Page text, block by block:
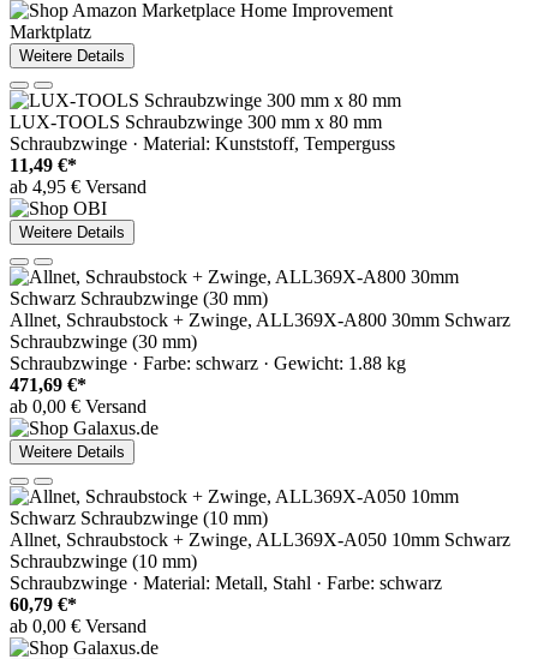
Marktplatz
Weitere Details
LUX-TOOLS Schraubzwinge 300 mm x 80 mm
Schraubzwinge · Material: Kunststoff, Temperguss
11,49 €*
ab 4,95 € Versand
Weitere Details
Allnet, Schraubstock + Zwinge, ALL369X-A800 30mm Schwarz
Schraubzwinge (30 mm)
Schraubzwinge · Farbe: schwarz · Gewicht: 1.88 kg
471,69 €*
ab 0,00 € Versand
Weitere Details
Allnet, Schraubstock + Zwinge, ALL369X-A050 10mm Schwarz
Schraubzwinge (10 mm)
Schraubzwinge · Material: Metall, Stahl · Farbe: schwarz
60,79 €*
ab 0,00 € Versand